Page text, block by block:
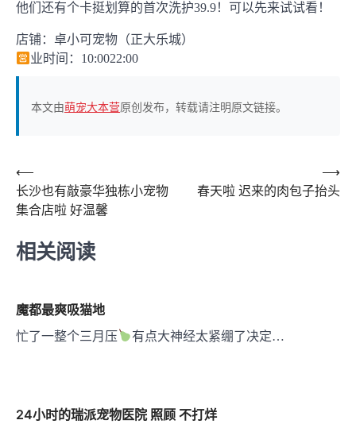
他们还有个卡挺划算的首次洗护39.9！可以先来试试看！
店铺：卓小可宠物（正大乐城）
业时间：10:0022:00
本文由萌宠大本营原创发布，转载请注明原文链接。
文
章
航
⟵
长沙也有敲豪华独栋小宠物
集合店啦 好温馨
春天啦 迟来的肉包子抬头
⟶
相关阅读
魔都最爽吸猫地
忙了一整个三月压 有点大神经太紧绷了决定…
24小时的瑞派宠物医院 照顾 不打烊